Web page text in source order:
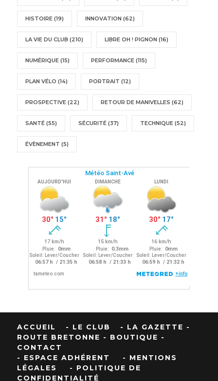
HISTOIRE (19) INNOVATION (62)
LA VIE DU CLUB (210) LIBRE OH ! PIGNON (16)
NUMÉRIQUE (15) PERFORMANCE (115)
PLAN VÉLO (14) PORTRAIT (12)
PROSPECTIVE (22) RETOUR DE MANIVELLES (62)
SANTÉ (55) SÉCURITÉ (37) TECHNIQUE (52)
ÉVÈNEMENT (5)
ACCUEIL - LE CLUB - LA GAZETTE -
ROUTE BRETONNE - BOUTIQUE -
CONTACT
- ESPACE ADHÉRENT
- MENTIONS
LÉGALES
- POLITIQUE DE
CONFIDENTIALITÉ